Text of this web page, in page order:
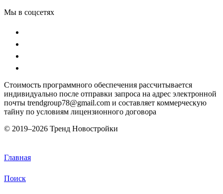
Мы в соцсетях
Стоимость программного обеспечения рассчитывается
индивидуально после отправки запроса на адрес электронной
почты trendgroup78@gmail.com и составляет коммерческую
тайну по условиям лицензионного договора
© 2019–2026 Тренд Новостройки
Главная
Поиск